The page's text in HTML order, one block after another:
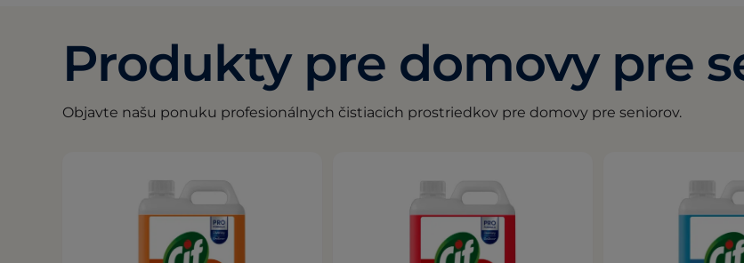
Produkty pre domovy pre
Objavte našu ponuku profesionálnych čistiacich prostriedkov pre domovy pre seniorov.